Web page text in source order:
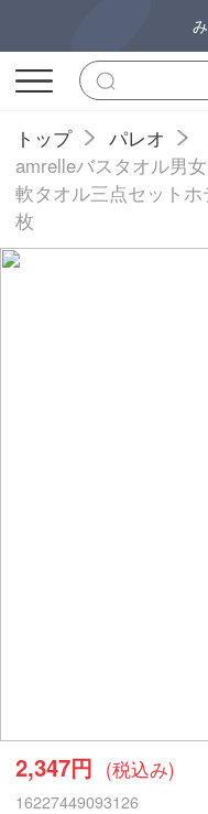
トップ
パレオ
amrelleバスタオル男
軟タオル三点セット
枚
2,347円 (税込み)
16227449093126